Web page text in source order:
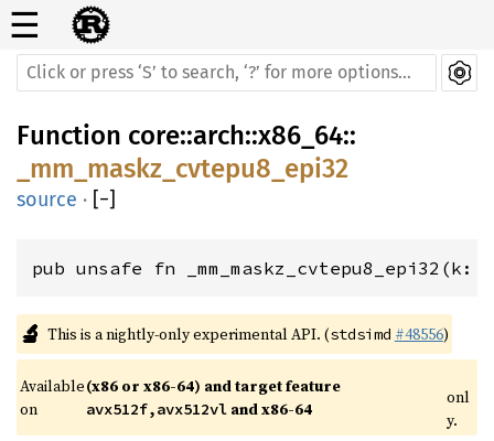
☰
Function core::arch::x86_64::
_mm_maskz_cvtepu8_epi32
source · [−]
pub unsafe fn _mm_maskz_cvtepu8_epi32(k:
🔬 This is a nightly-only experimental API. (stdsimd #48556)
Available
on
avx512f,avx512vl and x86-64
onl
y.